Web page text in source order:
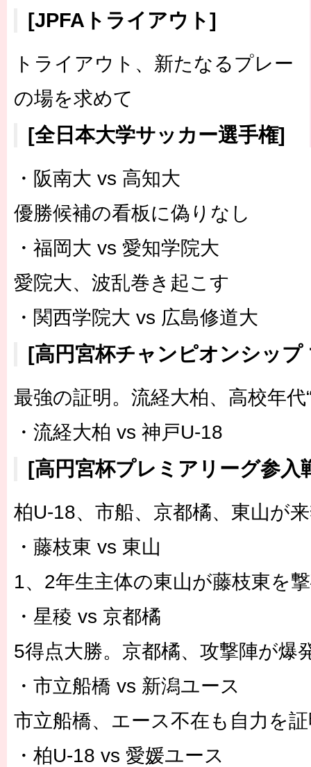
[JPFAトライアウト]
トライアウト、新たなるプレー
の場を求めて
[全日本大学サッカー選手権]
・阪南大 vs 高知大
優勝候補の看板に偽りなし
・福岡大 vs 愛知学院大
愛院大、波乱巻き起こす
・関西学院大 vs 広島修道大
[高円宮杯チャンピオンシッ
最強の証明。流経大柏、高校年代
・流経大柏 vs 神戸U-18
[高円宮杯プレミアリーグ参入
柏U-18、市船、京都橘、東山が
・藤枝東 vs 東山
1、2年生主体の東山が藤枝東を
・星稜 vs 京都橘
5得点大勝。京都橘、攻撃陣が爆
・市立船橋 vs 新潟ユース
市立船橋、エース不在も自力を
・柏U-18 vs 愛媛ユース